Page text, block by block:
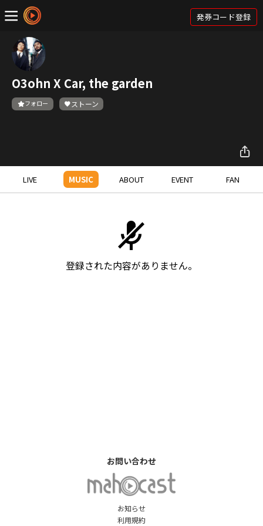
発券コード登録
O3ohn X Car, the garden
フォロー ストーン
LIVE MUSIC ABOUT EVENT FAN
登録された内容がありません。
お知らせ
利用規約
お問い合わせ